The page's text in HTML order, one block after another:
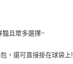
豔且眾多選擇~
，還可直接掛在球袋上!